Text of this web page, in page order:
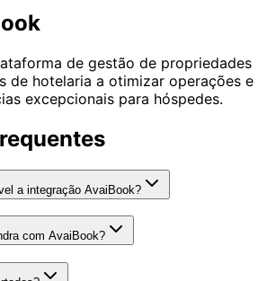
de gestão de propriedades
de hotelaria a otimizar operações e
excepcionais para hóspedes.
a integração AvaiBook?
com AvaiBook?